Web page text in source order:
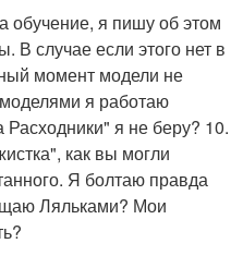
обучение, я пишу об этом
В случае если этого нет в
момент модели не
я работаю
Расходники" я не беру? 10.
как вы могли
Я болтаю правда
Ляльками? Мои